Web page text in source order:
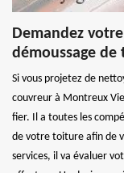
Demandez
démoussage
Si vous projetez de
couvreur à Montreux
fier. Il a toutes les
de votre toiture afin de
services, il va évaluer